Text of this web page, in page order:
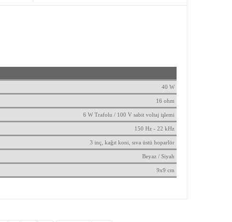
40 W
16 ohm
6 W Trafolu / 100 V sabit voltaj işlemi
150 Hz - 22 kHz
3 inç, kağıt koni, sıva üstü hoparlör
Beyaz / Siyah
9x9 cm